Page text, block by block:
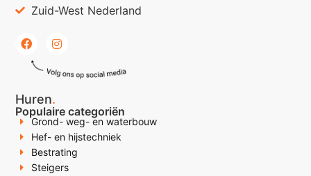
Zuid-West Nederland
Huren.
Populaire categoriën
Grond- weg- en waterbouw
Hef- en hijstechniek
Bestrating
Steigers